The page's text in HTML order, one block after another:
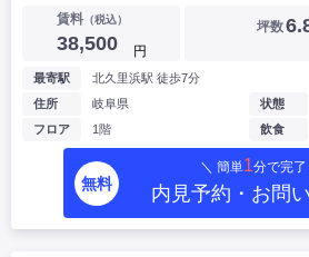
賃料（税込）
38,500 円
坪数
最寄駅
北久里浜駅 徒歩7分
住所
岐阜県
フロア
1階
状態
飲食
無料
＼ 簡単1分で完了
内見予約・お問